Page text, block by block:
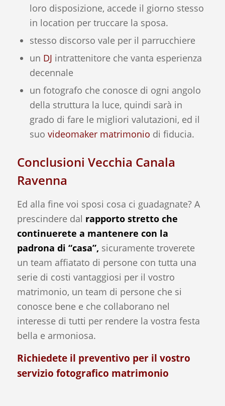
loro disposizione, accede il giorno stesso
in location per truccare la sposa.
stesso discorso vale per il parrucchiere
un DJ intrattenitore che vanta esperienza
decennale
un fotografo che conosce di ogni angolo
della struttura la luce, quindi sarà in
grado di fare le migliori valutazioni, ed il
suo videomaker matrimonio di fiducia.
Conclusioni Vecchia Canala
Ravenna
Ed alla fine voi sposi cosa ci guadagnate? A
prescindere dal rapporto stretto che
continuerete a mantenere con la
padrona di “casa”, sicuramente troverete
un team affiatato di persone con tutta una
serie di costi vantaggiosi per il vostro
matrimonio, un team di persone che si
conosce bene e che collaborano nel
interesse di tutti per rendere la vostra festa
bella e armoniosa.
Richiedete il preventivo per il vostro
servizio fotografico matrimonio